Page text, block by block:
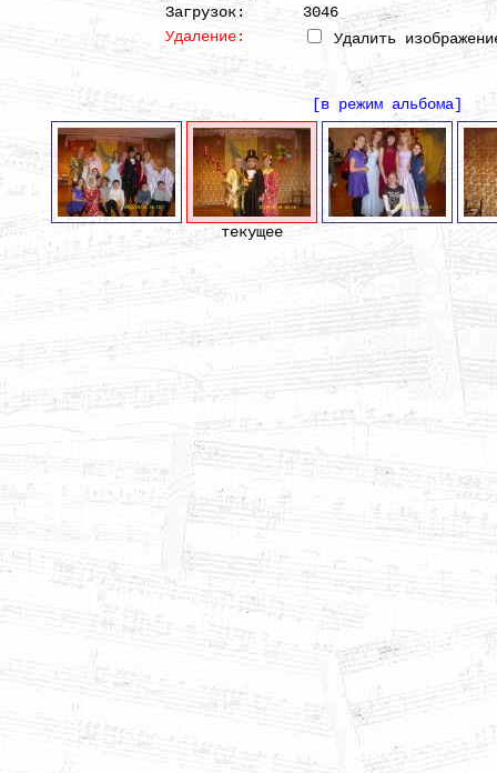
Загрузок:
3046
Удаление:
Удалить
[в режим альбома]
текущее